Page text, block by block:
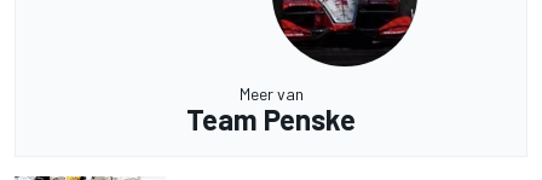
Meer van
Team Penske